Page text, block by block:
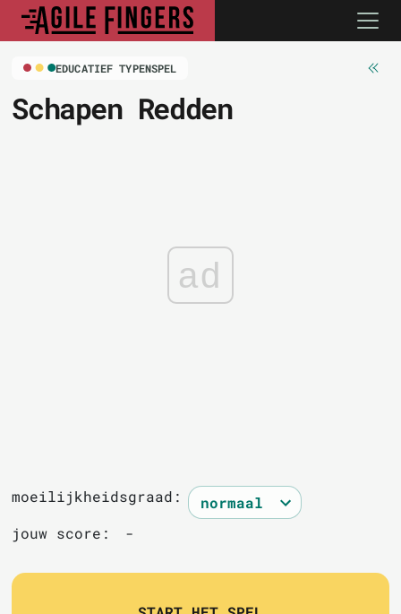
EDUCATIEF TYPENSPEL
Schapen Redden
ad
moeilijkheidsgraad:
jouw score:
-